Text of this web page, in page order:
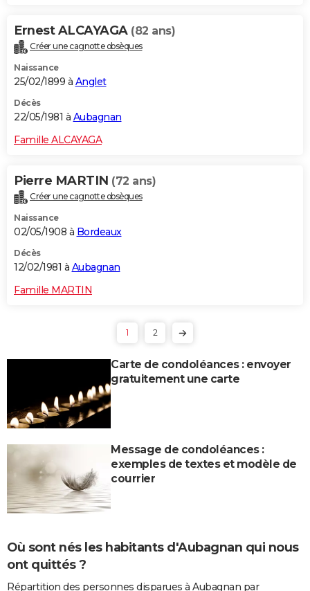
Ernest ALCAYAGA (82 ans)
Créer une cagnotte obsèques
Naissance
25/02/1899 à Anglet
Décès
22/05/1981 à Aubagnan
Famille ALCAYAGA
Pierre MARTIN (72 ans)
Créer une cagnotte obsèques
Naissance
02/05/1908 à Bordeaux
Décès
12/02/1981 à Aubagnan
Famille MARTIN
1 2
Carte de condoléances : envoyer
gratuitement une carte
Message de condoléances :
exemples de textes et modèle de
courrier
Où sont nés les habitants d'Aubagnan qui nous
ont quittés ?
Répartition des personnes disparues à Aubagnan par